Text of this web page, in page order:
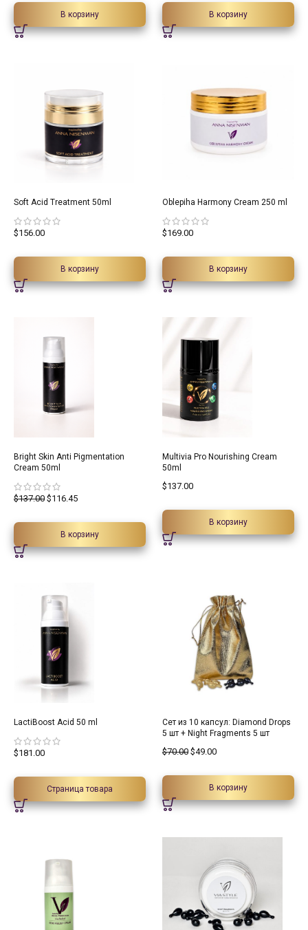
В корзину В корзину
Soft Acid Treatment 50ml
$156.00
В корзину
Oblepiha Harmony Cream 250 ml
$169.00
В корзину
15%
Bright Skin Anti Pigmentation
Cream 50ml
$137.00 $116.45
В корзину
Multivia Pro Nourishing Cream
50ml
$137.00
В корзину
LactiBoost Acid 50 ml
$181.00
Страница товара
30%
Сет из 10 капсул: Diamond Drops
5 шт + Night Fragments 5 шт
$70.00 $49.00
В корзину